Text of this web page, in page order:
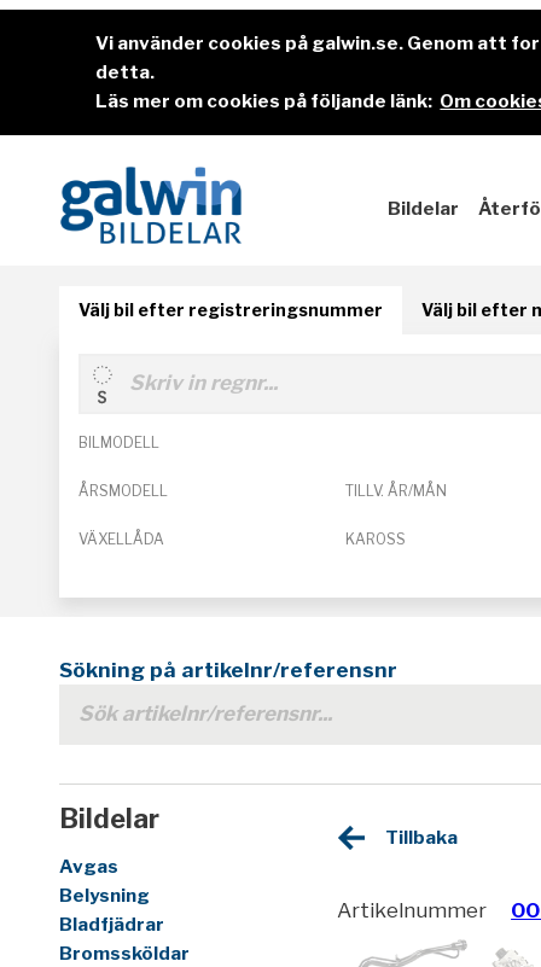
Vi använder cookies på galwin.se. Genom att
detta.
Läs mer om cookies på följande länk: Om
Bildelar
Välj bil efter registreringsnummer Välj bil efter
BILMODELL
ÅRSMODELL TILLV. ÅR/MÅN
VÄXELLÅDA KAROSS
Sökning på artikelnr/referensnr
Bildelar
Avgas
Belysning
Bladfjädrar
Bromssköldar
Tillbaka
Artikelnummer